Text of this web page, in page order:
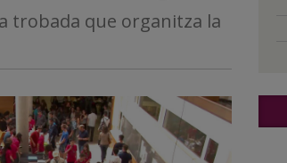
trobada que organitza la